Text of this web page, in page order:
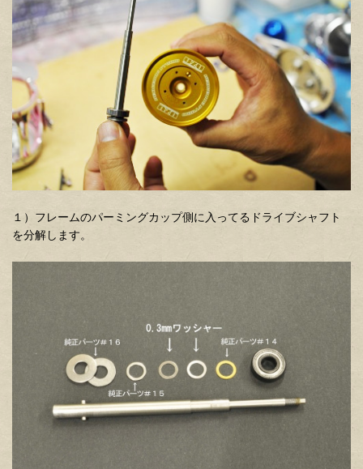
１）フレームのパーミングカップ側に入ってるドライブシャフト
を分解します。